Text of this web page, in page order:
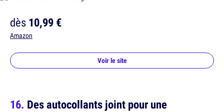
dès10,99 €
Amazon
Voir le site
Des autocollants joint pour une